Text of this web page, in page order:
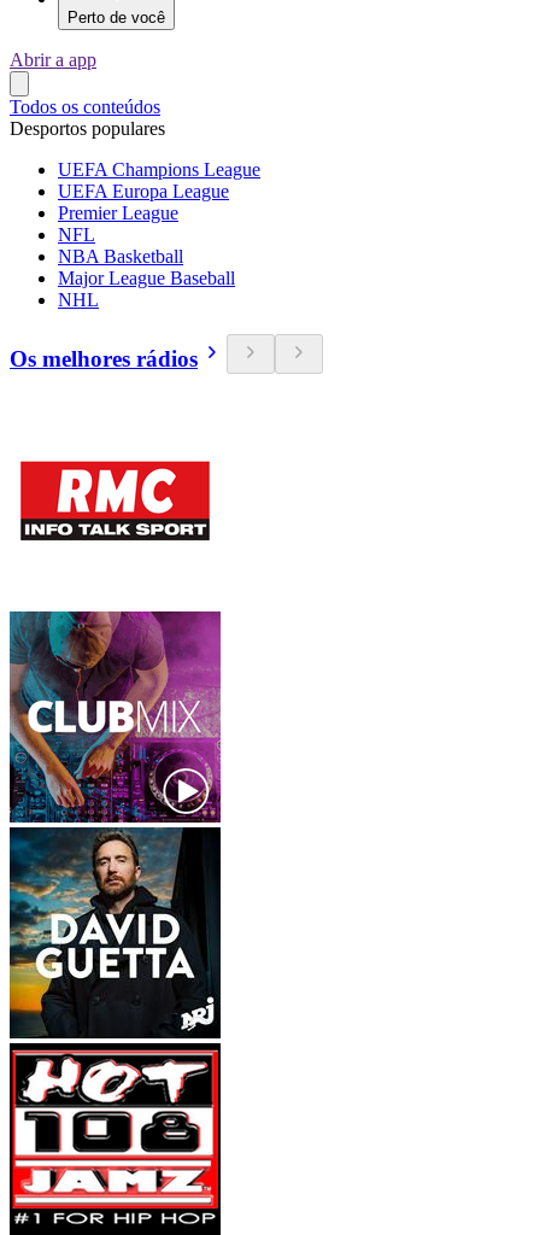
Perto de você
Abrir a app
Todos os conteúdos
Desportos populares
UEFA Champions League
UEFA Europa League
Premier League
NFL
NBA Basketball
Major League Baseball
NHL
Os melhores rádios